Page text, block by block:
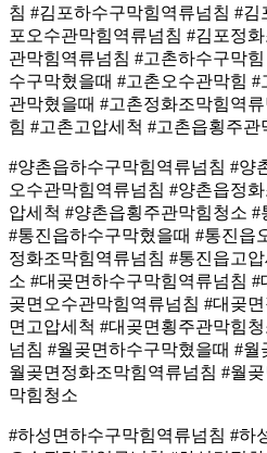
침 #김포하수구막힘역류넘침 #
포오수관막힘역류넘침 #김포정
관막힘역류넘침 #고촌하수구막
수구막혔을때 #고촌오수관막힘
관막혔을때 #고촌정화조막힘역
힘 #고촌고압세척 #고촌읍횡주관
#양촌읍하수구막힘역류넘침 #양
오수관막힘역류넘침 #양촌읍정
압세척 #양촌읍횡주관막힘청소
#통진읍하수구막혔을때 #통진읍
정화조막힘역류넘침 #통진읍고
소 #대곶면하수구막힘역류넘침
곶면오수관막힘역류넘침 #대곶
면고압세척 #대곶면횡주관막힘
넘침 #월곶면하수구막혔을때 #
월곶면정화조막힘역류넘침 #월
막힘청소
#하성면하수구막힘역류넘침 #하